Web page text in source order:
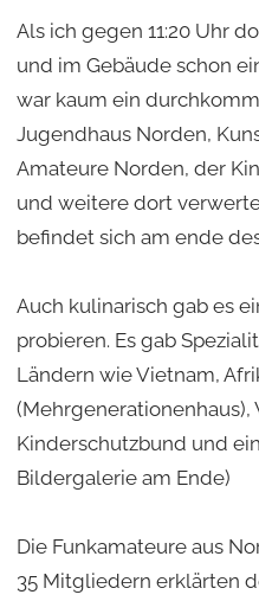
Als ich gegen 11:20 Uhr
und im Gebäude schon
war kaum ein
Jugendhaus Norden,
Amateure Norden, der
und weitere dort
befindet sich am ende
Auch kulinarisch gab es
probieren. Es gab
Ländern wie Vietnam,
(Mehrgenerationenhaus),
Kinderschutzbund und
Bildergalerie am Ende)
Die Funkamateure aus
35 Mitgliedern erklärten